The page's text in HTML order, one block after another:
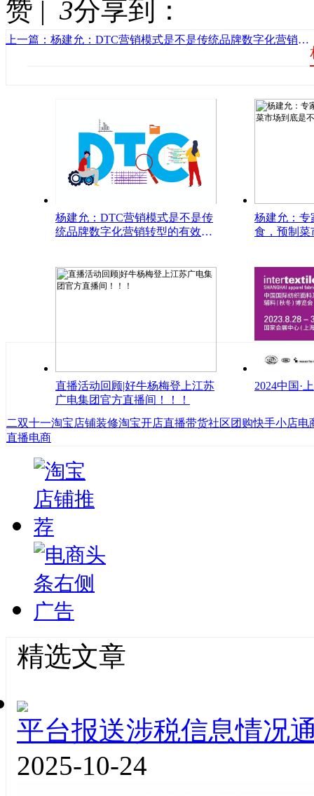
赞 | 3分享到：
上一篇：杨建允：DTC营销模式是不是传统品牌数字化营销转型的有效途径
杨建允：DTC营销模式是不是传
统品牌数字化营销转型的有效途
杨建允：专
食，预制菜
直播活动回顾|好牛杨梅登上江苏
广电集团官方直播间！！！
2024中国·
二双十一淘宝店铺装修淘宝开店直播带货社区团购快手小店电
直播电商
精选文章
平台报送涉税信息情况
2025-10-24